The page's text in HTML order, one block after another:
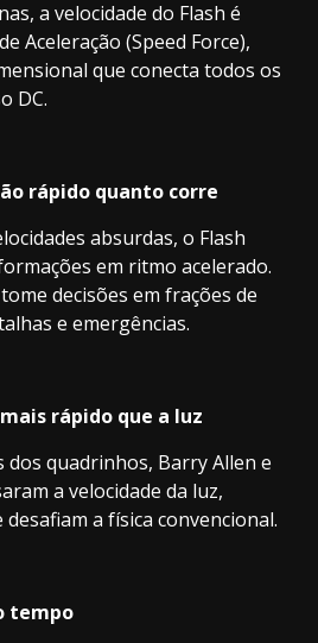
a velocidade do Flash é
Aceleração (Speed Force),
que conecta todos os
DC.
rápido quanto corre
absurdas, o Flash
em ritmo acelerado.
decisões em frações de
e emergências.
rápido que a luz
dos quadrinhos, Barry Allen e
a velocidade da luz,
a física convencional.
tempo